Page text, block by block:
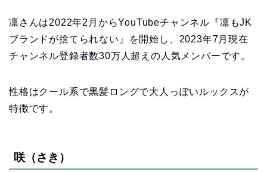
凛さんは2022年2月からYouTubeチャンネル『凛もJK
ブランドが捨てられない』を開始し、2023年7月現在
チャンネル登録者数30万人超えの人気メンバーです。
性格はクール系で黒髪ロングで大人っぽいルックスが
特徴です。
咲（さき）